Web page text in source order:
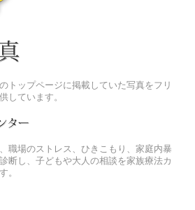
トップページに掲載していた写真をフリ
しています。
職場のストレス、ひきこもり、家庭内暴
断し、子どもや大人の相談を家族療法カ
。